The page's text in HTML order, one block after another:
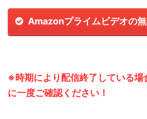
Amazonプライムビデオの
※時期により配信終了している場
に一度ご確認ください！